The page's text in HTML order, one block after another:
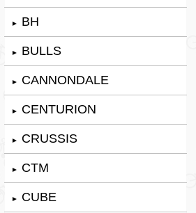
► BH
► BULLS
► CANNONDALE
► CENTURION
► CRUSSIS
► CTM
► CUBE